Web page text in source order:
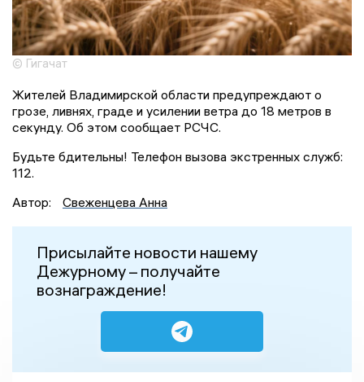
© Гигачат
Жителей Владимирской области предупреждают о
грозе, ливнях, граде и усилении ветра до 18 метров в
секунду. Об этом сообщает РСЧС.
Будьте бдительны! Телефон вызова экстренных служб:
112.
Автор:
Свеженцева Анна
Присылайте новости нашему
Дежурному – получайте
вознаграждение!